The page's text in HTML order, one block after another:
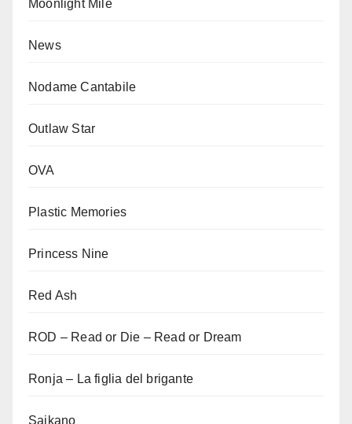
Moonlight Mile
News
Nodame Cantabile
Outlaw Star
OVA
Plastic Memories
Princess Nine
Red Ash
ROD – Read or Die – Read or Dream
Ronja – La figlia del brigante
Saikano